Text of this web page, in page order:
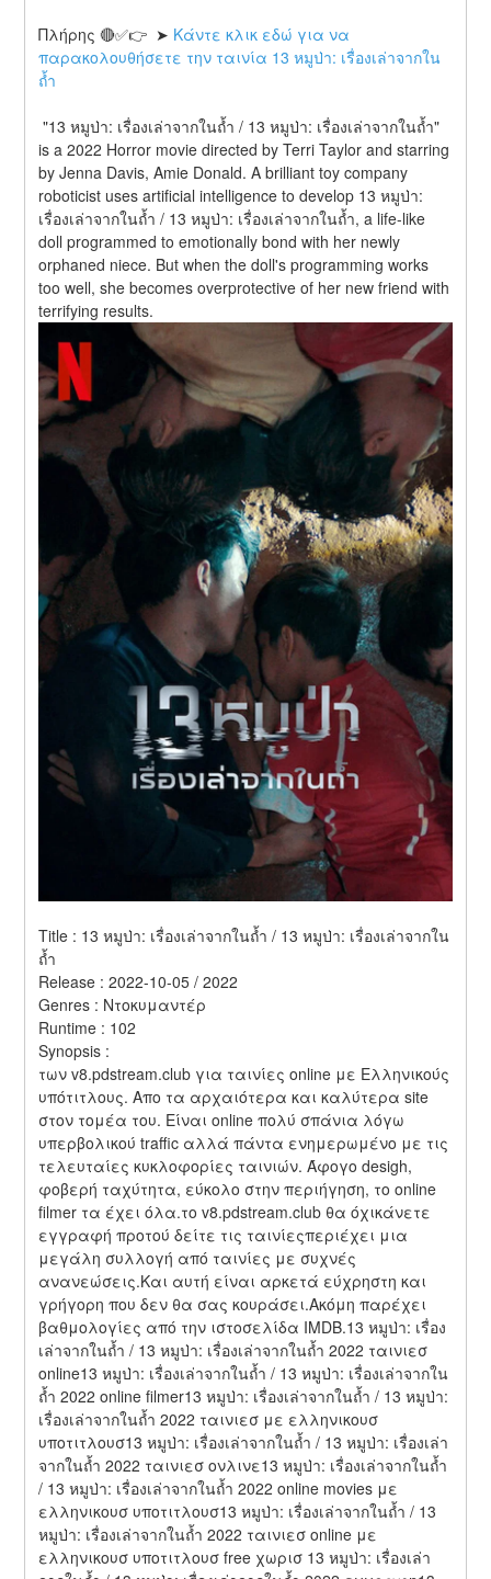
Πλήρης 🔴✅👉  ➤ Κάντε κλικ εδώ για να
παρακολουθήσετε την ταινία 13 หมูป่า: เรื่องเล่าจากใน
ถ้ำ
"13 หมูป่า: เรื่องเล่าจากในถ้ำ / 13 หมูป่า: เรื่องเล่าจากในถ้ำ"
is a 2022 Horror movie directed by Terri Taylor and starring
by Jenna Davis, Amie Donald. A brilliant toy company
roboticist uses artificial intelligence to develop 13 หมูป่า:
เรื่องเล่าจากในถ้ำ / 13 หมูป่า: เรื่องเล่าจากในถ้ำ, a life-like
doll programmed to emotionally bond with her newly
orphaned niece. But when the doll's programming works
too well, she becomes overprotective of her new friend with
terrifying results.
Title : 13 หมูป่า: เรื่องเล่าจากในถ้ำ / 13 หมูป่า: เรื่องเล่าจากใน
ถ้ำ
Release : 2022-10-05 / 2022
Genres : Ντοκυμαντέρ
Runtime : 102
Synopsis :
των v8.pdstream.club για ταινίες online με Ελληνικούς
υπότιτλους. Απο τα αρχαιότερα και καλύτερα site
στον τομέα του. Είναι online πολύ σπάνια λόγω
υπερβολικού traffic αλλά πάντα ενημερωμένο με τις
τελευταίες κυκλοφορίες ταινιών. Άφογο desigh,
φοβερή ταχύτητα, εύκολο στην περιήγηση, το online
filmer τα έχει όλα.το v8.pdstream.club θα όχικάνετε
εγγραφή προτού δείτε τις ταινίεςπεριέχει μια
μεγάλη συλλογή από ταινίες με συχνές
ανανεώσεις.Και αυτή είναι αρκετά εύχρηστη και
γρήγορη που δεν θα σας κουράσει.Ακόμη παρέχει
βαθμολογίες από την ιστοσελίδα IMDB.13 หมูป่า: เรื่อง
เล่าจากในถ้ำ / 13 หมูป่า: เรื่องเล่าจากในถ้ำ 2022 ταινιεσ
online13 หมูป่า: เรื่องเล่าจากในถ้ำ / 13 หมูป่า: เรื่องเล่าจากใน
ถ้ำ 2022 online filmer13 หมูป่า: เรื่องเล่าจากในถ้ำ / 13 หมูป่า:
เรื่องเล่าจากในถ้ำ 2022 ταινιεσ με ελληνικουσ
υποτιτλουσ13 หมูป่า: เรื่องเล่าจากในถ้ำ / 13 หมูป่า: เรื่องเล่า
จากในถ้ำ 2022 ταινιεσ ονλινε13 หมูป่า: เรื่องเล่าจากในถ้ำ
/ 13 หมูป่า: เรื่องเล่าจากในถ้ำ 2022 online movies με
ελληνικουσ υποτιτλουσ13 หมูป่า: เรื่องเล่าจากในถ้ำ / 13
หมูป่า: เรื่องเล่าจากในถ้ำ 2022 ταινιεσ online με
ελληνικουσ υποτιτλουσ free χωρισ 13 หมูป่า: เรื่องเล่า